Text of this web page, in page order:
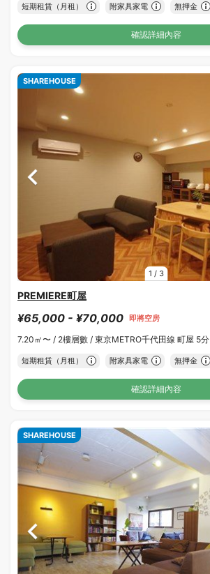
短期租賃（月租） 附家具家電 無押金
確認詳細內容
1 / 3
SHAREHOUSE
PREMIERE町屋
¥65,000 - ¥70,000 即將空房
7.20㎡〜 / 2樓層數 / 東京METRO千代田線 町屋 5分
短期租賃（月租） 附家具家電 無押金
確認詳細內容
SHAREHOUSE